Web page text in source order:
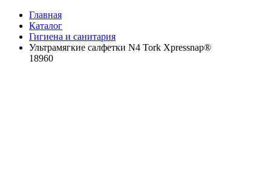
Главная
Каталог
Гигиена и санитария
Ультрамягкие салфетки N4 Tork Xpressnap®
18960